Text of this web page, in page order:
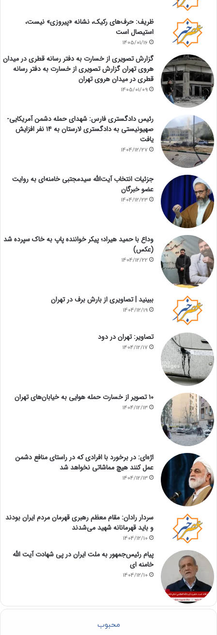
ظریف: حرف‌های رکیک، نشانه «پیروزی» نیست،
استیصال است
1405/01/16
گزارش تصویری از خسارت به دفتر رسانه قطری در میدان
هروی تهران گزارش تصویری از خسارت به دفتر رسانه
قطری در میدان هروی تهران
1405/01/09
رئیس دادگستری فارس: شهدای حمله دشمن آمریکایی-
صهیونیستی به دادگستری لارستان به ۱۴ نفر افزایش
یافت
1404/12/27
جزئیات انتخاب آیت‌الله سیدمجتبی خامنه‌ای به روایت
عضو خبرگان
1404/12/23
وداع با حمید هیراد؛ پیکر خواننده پاپ به خاک سپرده شد
(عکس)
1404/12/22
ببینید | تصاویری از بارش برف در تهران
1404/12/19
تصاویر: تهران در دود
1404/12/17
۱۰ تصویر از خسارت حمله هوایی به خیابان‌های تهران
1404/12/13
اژه‌ای: در برخورد با افرادی که در راستای منافع دشمن
عمل کنند هیچ مماشاتی نخواهد شد
1404/12/13
سردار رادان: مقام معظم رهبری قهرمان مردم ایران بودند
و باید قهرمانانه شهید می‌شدند
1404/12/10
پیام رئیس‌جمهور به ملت ایران در پی شهادت آیت الله
خامنه ای
1404/12/10
محبوب